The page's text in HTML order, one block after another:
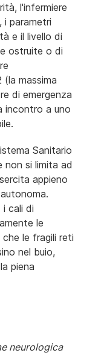
l'infermiere
i parametri
e il livello di
ostruite o di
massima
di emergenza
incontro a uno
Sanitario
non si limita ad
appieno
cali di
le
le fragili reti
nel buio,
piena
neurologica